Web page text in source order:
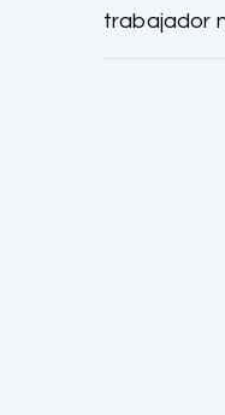
trabajador